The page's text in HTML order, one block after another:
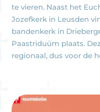
te vieren. Naast het
Jozefkerk in Leusden
bandenkerk in
Paastriduüm plaats.
regionaal, dus voor de